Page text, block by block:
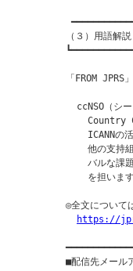
（３）用語解説
「FROM
ccNSO（シー
Country
ICANNの活
他の支持
バルな課
を担います
◎全文について
https://
■配信先メール